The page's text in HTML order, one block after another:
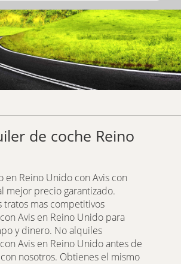
de coche Reino
en Reino Unido con Avis con
mejor precio garantizado.
tratos mas competitivos
Avis en Reino Unido para
y dinero. No alquiles
Avis en Reino Unido antes de
nosotros. Obtienes el mismo